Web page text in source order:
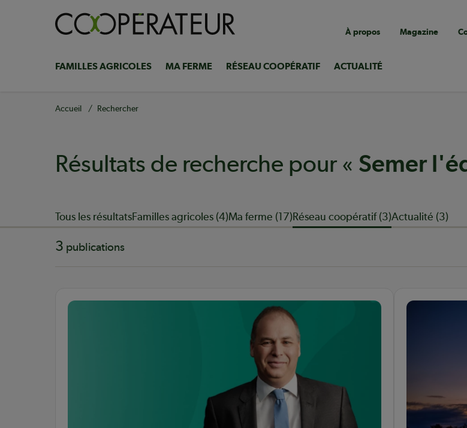
Navigation
utilitaire
À propos Magazine
Navigation
principale
FAMILLES AGRICOLES MA FERME RÉSEAU COOPÉRATIF ACTUALITÉ
Fil
Accueil Rechercher
Résultats de recherche pour « Semer
Tous les résultatsFamilles agricoles (4)Ma ferme (17)Réseau coopératif (3)Actualité (3)
3 publications